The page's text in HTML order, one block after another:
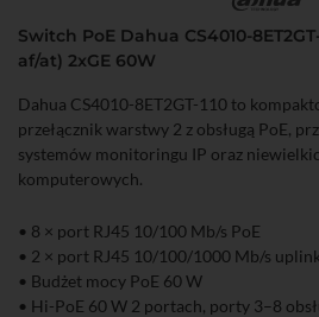
Switch PoE Dahua CS4010-
af/at) 2xGE 60W
Dahua CS4010-8ET2GT-110 to
przełącznik warstwy 2 z obsługą PoE,
systemów monitoringu IP oraz
komputerowych.
• 8 × port RJ45 10/100 Mb/s PoE
• 2 × port RJ45 10/100/1000 Mb/s uplink
• Budżet mocy PoE 60 W
• Hi-PoE 60 W 2 portach, porty 3–8